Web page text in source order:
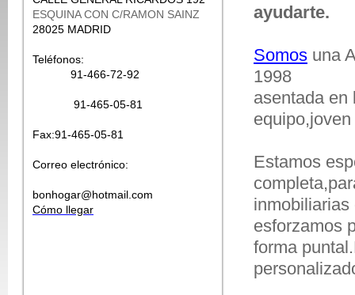
ESQUINA CON C/RAMON SAINZ
28025 MADRID
Teléfonos:
91-466-72-92
91-465-05-81
Fax:91-465-05-81
Correo electrónico:
bonhogar@hotmail.com
Cómo llegar
ayudarte.
Somos una
1998
asentada en
Estamos
esforzamos
forma